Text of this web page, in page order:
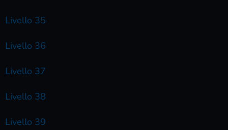
Livello 35
Livello 36
Livello 37
Livello 38
Livello 39